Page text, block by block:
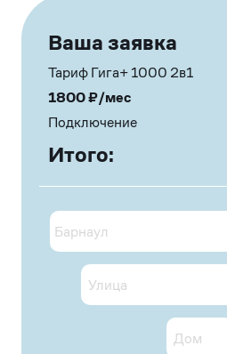
Ваша заявка
Тариф Гига+ 1000 2в1
1800₽/мес
Подключение
Итого: